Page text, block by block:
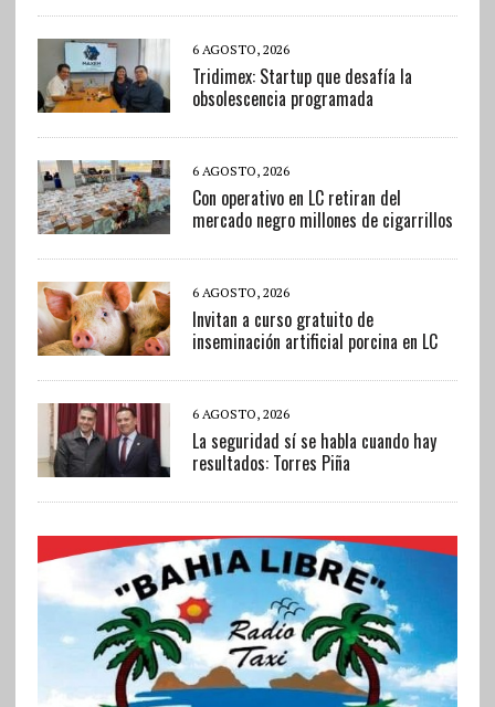
6 AGOSTO, 2026
Tridimex: Startup que desafía la
obsolescencia programada
6 AGOSTO, 2026
Con operativo en LC retiran del
mercado negro millones de cigarrillos
6 AGOSTO, 2026
Invitan a curso gratuito de
inseminación artificial porcina en LC
6 AGOSTO, 2026
La seguridad sí se habla cuando hay
resultados: Torres Piña